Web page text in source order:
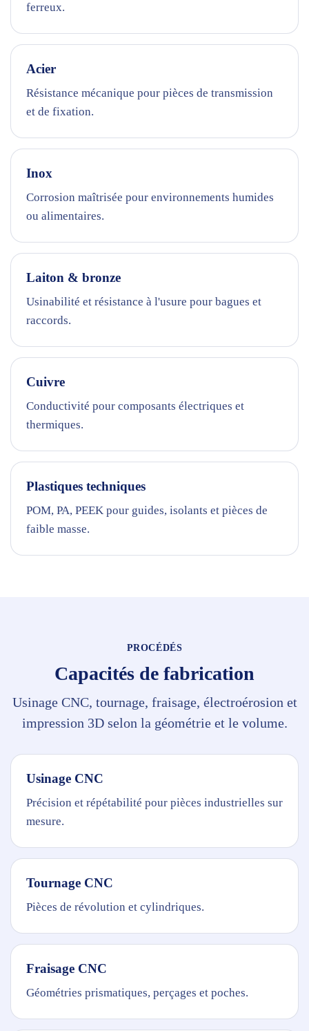
ferreux.
Acier
Résistance mécanique pour pièces de transmission
et de fixation.
Inox
Corrosion maîtrisée pour environnements humides
ou alimentaires.
Laiton & bronze
Usinabilité et résistance à l'usure pour bagues et
raccords.
Cuivre
Conductivité pour composants électriques et
thermiques.
Plastiques techniques
POM, PA, PEEK pour guides, isolants et pièces de
faible masse.
PROCÉDÉS
Capacités de fabrication
Usinage CNC, tournage, fraisage, électroérosion et
impression 3D selon la géométrie et le volume.
Usinage CNC
Précision et répétabilité pour pièces industrielles sur
mesure.
Tournage CNC
Pièces de révolution et cylindriques.
Fraisage CNC
Géométries prismatiques, perçages et poches.